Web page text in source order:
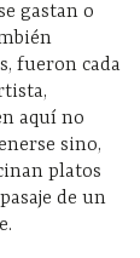
gastan o
fueron cada
aquí no
sino,
platos
de un